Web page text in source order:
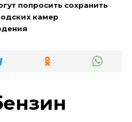
попросить сохранить
камер